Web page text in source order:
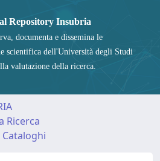
Repository Insubria
documenta e dissemina le
scientifica dell'Università degli Studi
valutazione della ricerca.
Ricerca